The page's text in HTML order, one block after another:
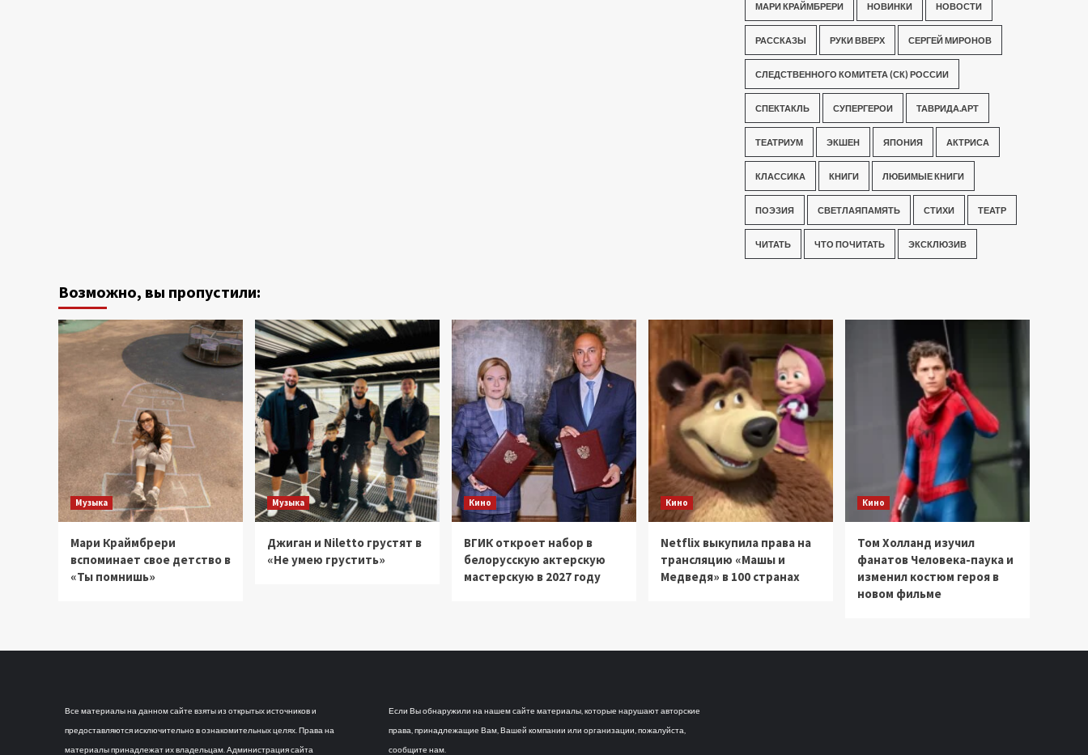
МАРИ КРАЙМБРЕРИ НОВИНКИ НОВОСТИ
РАССКАЗЫ РУКИ ВВЕРХ СЕРГЕЙ МИРОНОВ
СЛЕДСТВЕННОГО КОМИТЕТА (СК) РОССИИ
СПЕКТАКЛЬ СУПЕРГЕРОИ ТАВРИДА.АРТ
ТЕАТРИУМ ЭКШЕН ЯПОНИЯ АКТРИСА
КЛАССИКА КНИГИ ЛЮБИМЫЕ КНИГИ
ПОЭЗИЯ СВЕТЛАЯПАМЯТЬ СТИХИ ТЕАТР
ЧИТАТЬ ЧТО ПОЧИТАТЬ ЭКСКЛЮЗИВ
Возможно, вы пропустили:
Музыка
Мари Краймбрери
вспоминает свое детство в
«Ты помнишь»
Музыка
Джиган и Niletto грустят в
«Не умею грустить»
Кино
ВГИК откроет набор в
белорусскую актерскую
мастерскую в 2027 году
Кино
Netflix выкупила права на
трансляцию «Машы и
Медведя» в 100 странах
Кино
Том Холланд изучил
фанатов Человека-паука и
изменил костюм героя в
новом фильме
Все материалы на данном сайте взяты из открытых источников и
предоставляются исключительно в ознакомительных целях. Права на
материалы принадлежат их владельцам. Администрация сайта
Если Вы обнаружили на нашем сайте материалы, которые нарушают авторские
права, принадлежащие Вам, Вашей компании или организации, пожалуйста,
сообщите нам.